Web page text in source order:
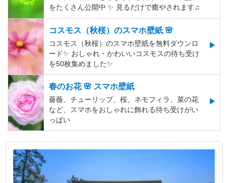
をたくさん公開中 ✨ 見るだけで癒やされます♫
コスモス（秋桜）のスマホ壁紙 🌸
コスモス（秋桜）のスマホ壁紙を無料ダウンロ
ード✨️ おしゃれ・かわいいコスモスの待ち受け
を50枚集めました✨️
春のお花 🌸 スマホ壁紙
薔薇、チューリップ、桜、ネモフィラ、菜の花
など、スマホをおしゃれに飾れる待ち受けがい
っぱい